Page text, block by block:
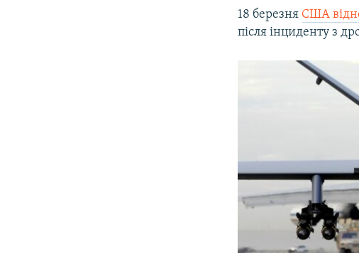
18 березня США
після інциденту з